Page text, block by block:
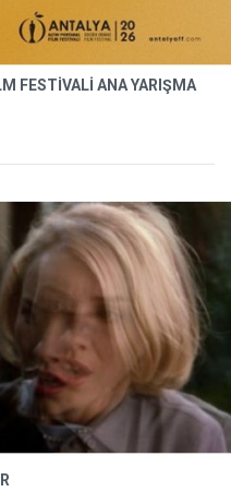
FESTİVALİ ANA YARIŞMA